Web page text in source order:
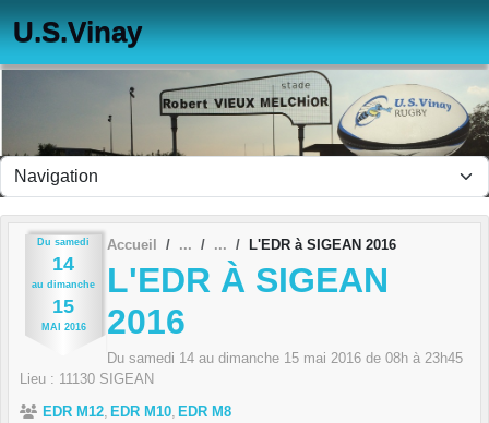
U.S.Vinay
Du samedi
14
au dimanche
15
MAI 2016
Accueil L'EDR à SIGEAN 2016
L'EDR À SIGEAN
2016
Du samedi 14 au dimanche 15 mai 2016 de 08h à 23h45
Lieu : 11130 SIGEAN
EDR M12 EDR M10 EDR M8